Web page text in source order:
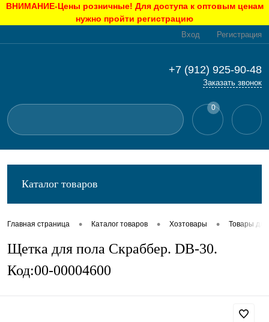
ВНИМАНИЕ-Цены розничные! Для доступа к оптовым ценам
нужно пройти регистрацию
Вход Регистрация
+7 (912) 925-90-48
Заказать звонок
0
Каталог товаров
Главная страница • Каталог товаров • Хозтовары • Товары
Щетка для пола Скраббер. DB-30.
Код:00-00004600